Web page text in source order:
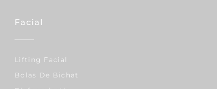
Facial
Lifting Facial
Bolas De Bichat